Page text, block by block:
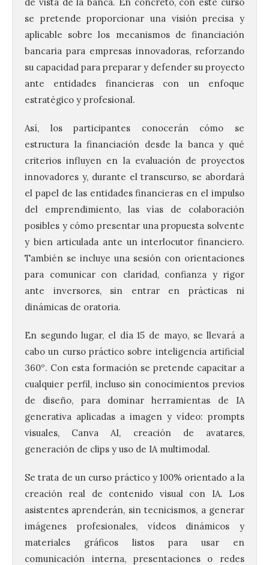
se pretende proporcionar una visión precisa y
aplicable sobre los mecanismos de financiación
bancaria para empresas innovadoras, reforzando
su capacidad para preparar y defender su proyecto
ante entidades financieras con un enfoque
estratégico y profesional.
Así, los participantes conocerán cómo se
estructura la financiación desde la banca y qué
criterios influyen en la evaluación de proyectos
innovadores y, durante el transcurso, se abordará
el papel de las entidades financieras en el impulso
del emprendimiento, las vías de colaboración
posibles y cómo presentar una propuesta solvente
y bien articulada ante un interlocutor financiero.
También se incluye una sesión con orientaciones
para comunicar con claridad, confianza y rigor
ante inversores, sin entrar en prácticas ni
dinámicas de oratoria.
En segundo lugar, el día 15 de mayo, se llevará a
cabo un curso práctico sobre inteligencia artificial
360º. Con esta formación se pretende capacitar a
cualquier perfil, incluso sin conocimientos previos
de diseño, para dominar herramientas de IA
generativa aplicadas a imagen y vídeo: prompts
visuales, Canva AI, creación de avatares,
generación de clips y uso de IA multimodal.
Se trata de un curso práctico y 100% orientado a la
creación real de contenido visual con IA. Los
asistentes aprenderán, sin tecnicismos, a generar
imágenes profesionales, vídeos dinámicos y
materiales gráficos listos para usar en
comunicación interna, presentaciones o redes